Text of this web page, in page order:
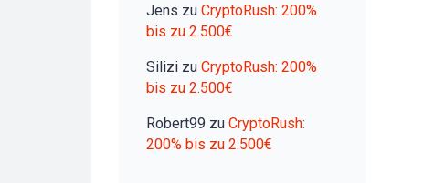
Jens zu CryptoRush: 200%
bis zu 2.500€
Silizi zu CryptoRush: 200%
bis zu 2.500€
Robert99 zu CryptoRush:
200% bis zu 2.500€